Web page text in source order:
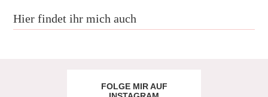
Hier findet ihr mich auch
FOLGE MIR AUF